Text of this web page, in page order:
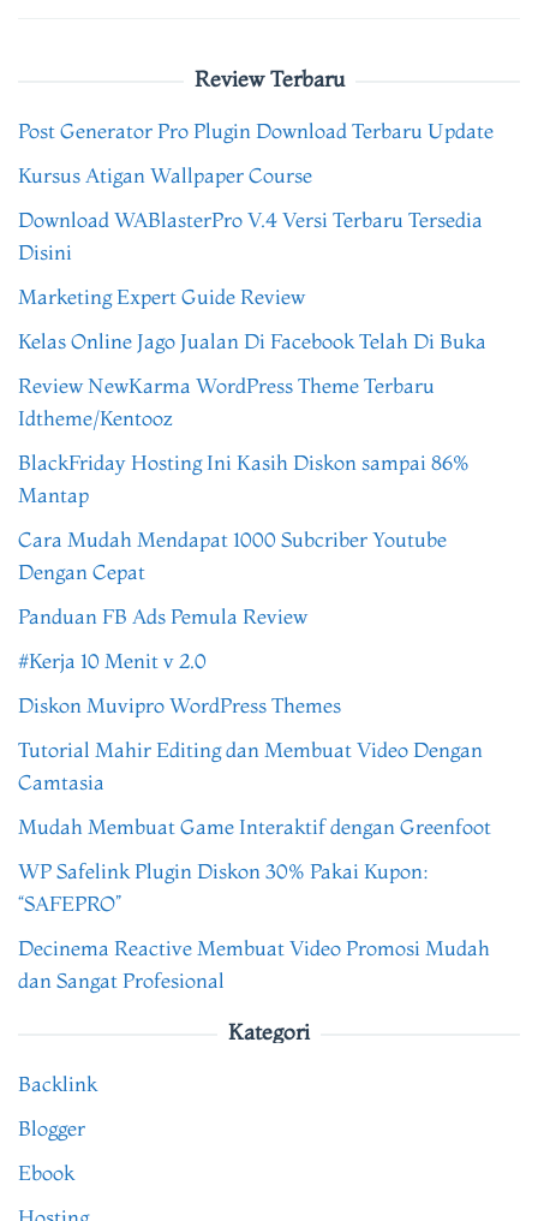
Review Terbaru
Post Generator Pro Plugin Download Terbaru Update
Kursus Atigan Wallpaper Course
Download WABlasterPro V.4 Versi Terbaru Tersedia
Disini
Marketing Expert Guide Review
Kelas Online Jago Jualan Di Facebook Telah Di Buka
Review NewKarma WordPress Theme Terbaru
Idtheme/Kentooz
BlackFriday Hosting Ini Kasih Diskon sampai 86%
Mantap
Cara Mudah Mendapat 1000 Subcriber Youtube
Dengan Cepat
Panduan FB Ads Pemula Review
#Kerja 10 Menit v 2.0
Diskon Muvipro WordPress Themes
Tutorial Mahir Editing dan Membuat Video Dengan
Camtasia
Mudah Membuat Game Interaktif dengan Greenfoot
WP Safelink Plugin Diskon 30% Pakai Kupon:
“SAFEPRO”
Decinema Reactive Membuat Video Promosi Mudah
dan Sangat Profesional
Kategori
Backlink
Blogger
Ebook